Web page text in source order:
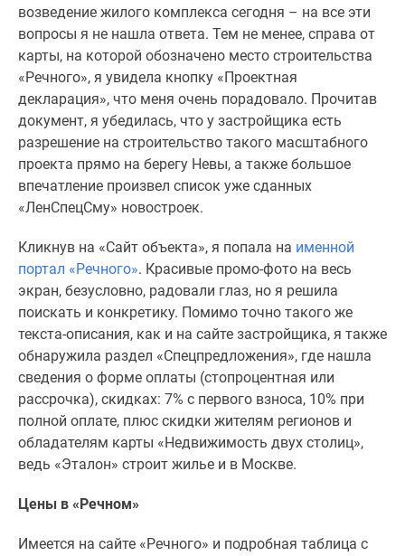
Семейная
ипотека
Аналитика
рынка
Панорамы
новостроек
комнатные
Субсидированная
застройщиком
эксперта
Студии
Ипотечный
калькулятор
Новости
недвижимости
Новостройки
Ленинградской
области
ИТ-
ипотека
возведение жилого комплекса сегодня – на все эти
вопросы я не нашла ответа. Тем не менее, справа от
карты, на которой обозначено место строительства
«Речного», я увидела кнопку «Проектная
декларация», что меня очень порадовало. Прочитав
документ, я убедилась, что у застройщика есть
разрешение на строительство такого масштабного
проекта прямо на берегу Невы, а также большое
впечатление произвел список уже сданных
«ЛенСпецСму» новостроек.
Кликнув на «Сайт объекта», я попала на именной
портал «Речного». Красивые промо-фото на весь
экран, безусловно, радовали глаз, но я решила
поискать и конкретику. Помимо точно такого же
текста-описания, как и на сайте застройщика, я также
обнаружила раздел «Спецпредложения», где нашла
сведения о форме оплаты (стопроцентная или
рассрочка), скидках: 7% с первого взноса, 10% при
полной оплате, плюс скидки жителям регионов и
обладателям карты «Недвижимость двух столиц»,
ведь «Эталон» строит жилье и в Москве.
Цены в «Речном»
Имеется на сайте «Речного» и подробная таблица с